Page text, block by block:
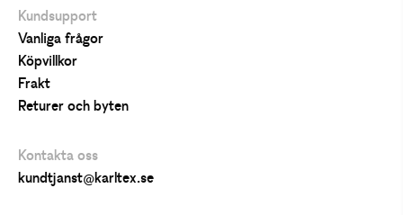
Kundsupport
Vanliga frågor
Köpvillkor
Frakt
Returer och byten
Kontakta oss
kundtjanst@karltex.se